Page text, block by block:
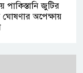
পাকিস্তানি জুটির
ঘোষণার অপেক্ষায়